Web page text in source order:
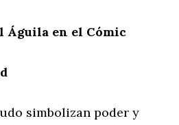
Águila en el Cómic
simbolizan poder y